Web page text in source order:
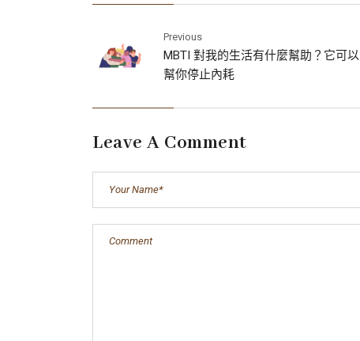
Previous
MBTI 對我的生活有什麼幫助？它可以
幫你停止內耗
Leave A Comment